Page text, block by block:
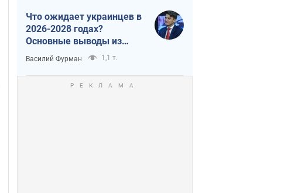
Что ожидает украинцев в
2026-2028 годах?
Основные выводы из
новых прогнозов от НБУ
Василий Фурман 1,1 т.